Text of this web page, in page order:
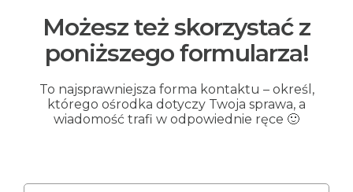
Możesz też skorzystać z
poniższego formularza!
To najsprawniejsza forma kontaktu – określ,
którego ośrodka dotyczy Twoja sprawa, a
wiadomość trafi w odpowiednie ręce 🙂